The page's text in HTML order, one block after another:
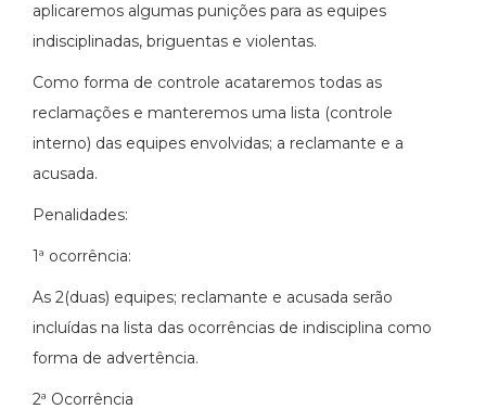
aplicaremos algumas punições para as equipes
indisciplinadas, briguentas e violentas.
Como forma de controle acataremos todas as
reclamações e manteremos uma lista (controle
interno) das equipes envolvidas; a reclamante e a
acusada.
Penalidades:
1ª ocorrência:
As 2(duas) equipes; reclamante e acusada serão
incluídas na lista das ocorrências de indisciplina como
forma de advertência.
2ª Ocorrência